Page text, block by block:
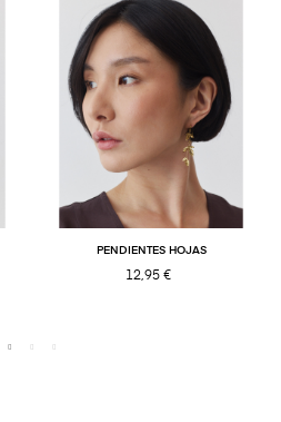
PENDIENTES HOJAS
12,95 €